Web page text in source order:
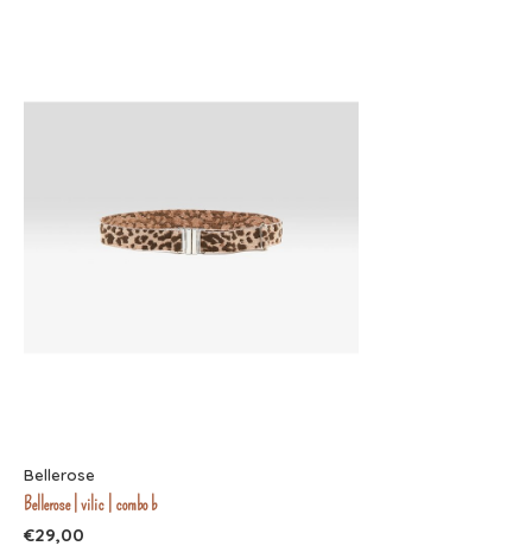
Bellerose
Bellerose | vilic | combo b
€29,00